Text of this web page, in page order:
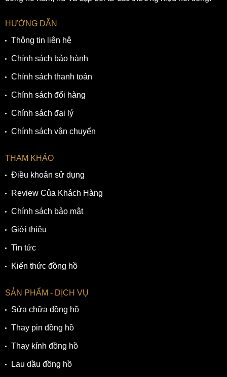
HƯỚNG DẪN
Thông tin liên hệ
Chính sách bảo hành
Chính sách thanh toán
Chính sách đổi hàng
Chính sách đại lý
Chính sách vận chuyển
THAM KHẢO
Điều khoản sử dụng
Review Của Khách Hàng
Chính sách bảo mật
Giới thiệu
Tin tức
Kiến thức đồng hồ
SẢN PHẨM - DỊCH VỤ
Sửa chữa đồng hồ
Thay pin đồng hồ
Thay kính đồng hồ
Lau dầu đồng hồ